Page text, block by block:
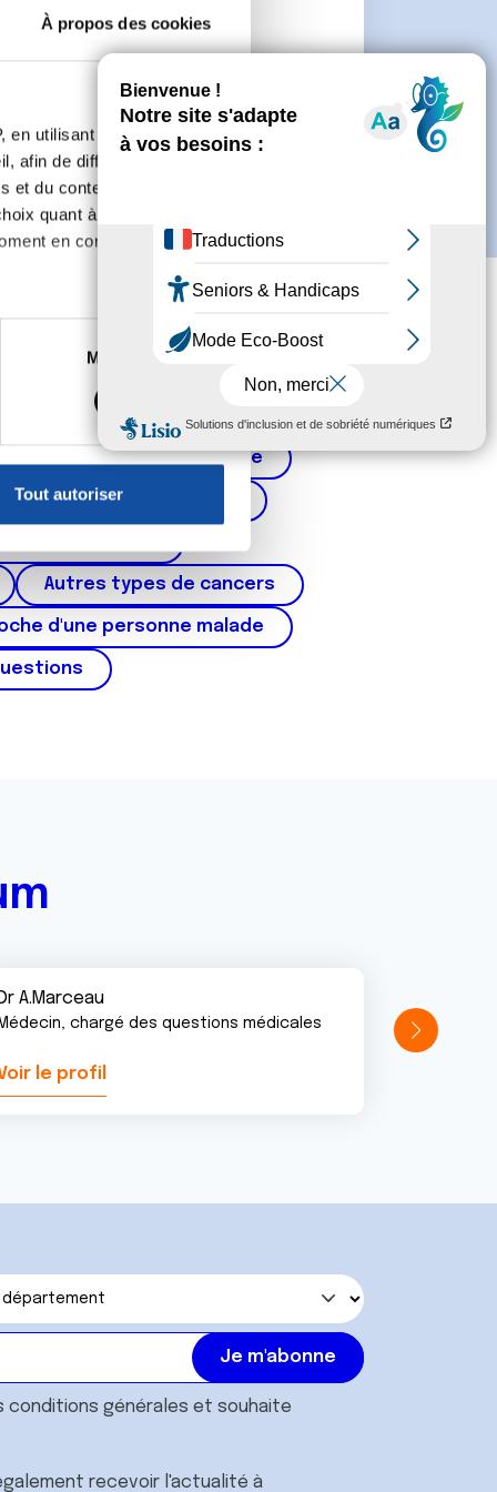
À propos des cookies
en utilisant des
afin de diffuser des
du contenu, ainsi que de
quant à l'utilisation de
en consultant la
à plusieurs mètres près
reportez-vous à lasection «
sur les cookies.
informations que
Marketing
Tout autoriser
créer un compte.
Cancer de la prostate
de l'utérus, ovaires)
Autres types de cancers
d'une personne malade
A.Marceau
chargé des questions médicales
le profil
conditions générales et souhaite
recevoir l'actualité à